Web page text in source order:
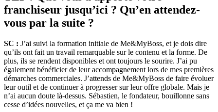
franchiseur jusqu’ici ? Qu’en attendez-
vous par la suite ?
SC : J’ai suivi la formation initiale de Me&MyBoss, et je dois dire
qu’ils ont fait un travail remarquable sur le contenu et la forme. De
plus, ils se rendent disponibles et ont toujours le sourire. J’ai pu
également bénéficier de leur accompagnement lors de mes premières
démarches commerciales. J’attends de Me&MyBoss de faire évoluer
leur outil et de continuer à progresser sur leur offre globale. Mais je
n’ai aucun doute là-dessus. Sébastien, le fondateur, bouillonne sans
cesse d’idées nouvelles, et ça me va bien !